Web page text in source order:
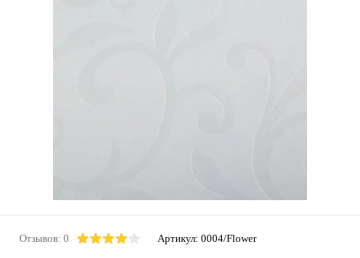
Отзывов: 0 Артикул: 0004/Flower